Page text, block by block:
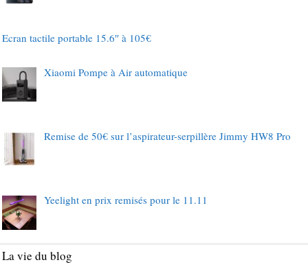
Ecran tactile portable 15.6″ à 105€
Xiaomi Pompe à Air automatique
Remise de 50€ sur l’aspirateur-serpillère Jimmy HW8 Pro
Yeelight en prix remisés pour le 11.11
La vie du blog